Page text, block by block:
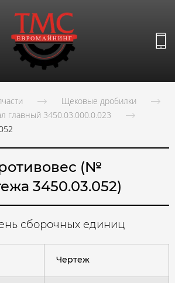
Щековые дробилки
главный 3450.03.000.0.023
(№
3450.03.052)
сборочных единиц
Чертеж